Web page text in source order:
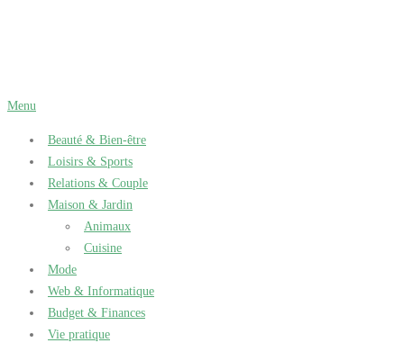
Menu
Beauté & Bien-être
Loisirs & Sports
Relations & Couple
Maison & Jardin
Animaux
Cuisine
Mode
Web & Informatique
Budget & Finances
Vie pratique